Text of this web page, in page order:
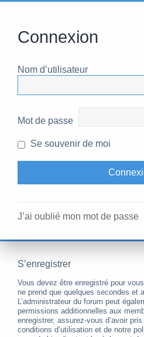
Connexion
Nom d’utilisateur
Mot de passe
Se souvenir de moi
J’ai oublié mon mot de passe
S’enregistrer
Vous devez être enregistré pour
ne prend que quelques secondes et
L’administrateur du forum peut
permissions additionnelles aux
enregistrer, assurez-vous d’avoir
conditions d’utilisation et de notre